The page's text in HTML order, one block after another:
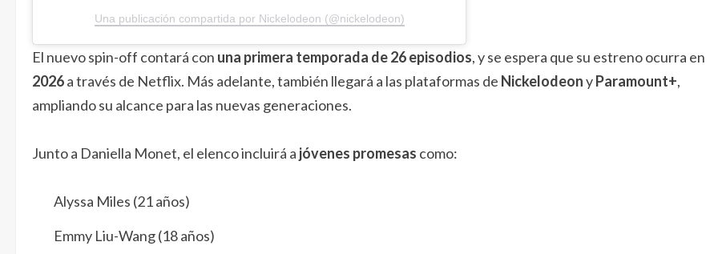
Una publicación compartida por Nickelodeon (@nickelodeon)
El nuevo spin-off contará con una primera temporada de 26 episodios, y se espera que su estreno ocurra en
2026a través de Netflix. Más adelante, también llegará a las plataformas de NickelodeonyParamount+,
ampliando su alcance para las nuevas generaciones.
Junto a Daniella Monet, el elenco incluirá a jóvenes promesas como:
Alyssa Miles (21 años)
Emmy Liu-Wang (18 años)